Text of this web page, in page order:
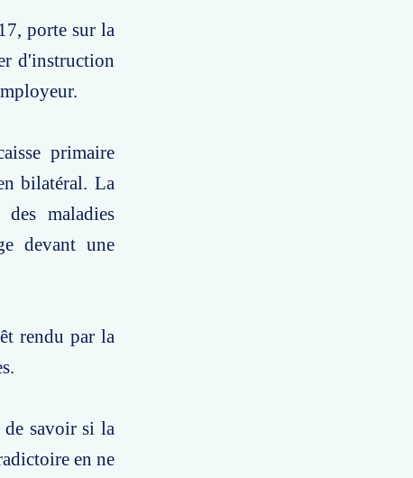
porte sur la
d'instruction
primaire
bilatéral. La
maladies
devant une
rendu par la
de savoir si la
en ne